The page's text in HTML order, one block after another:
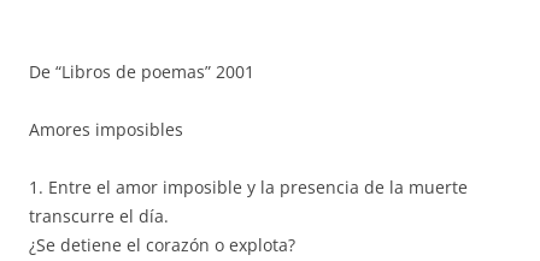
De “Libros de poemas” 2001
Amores imposibles
1. Entre el amor imposible y la presencia de la muerte
transcurre el día.
¿Se detiene el corazón o explota?